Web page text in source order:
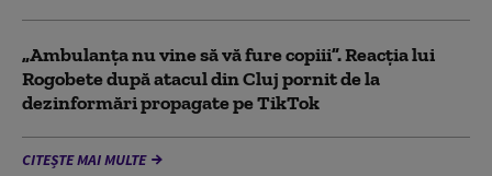
„Ambulanța nu vine să vă fure copiii”. Reacția lui
Rogobete după atacul din Cluj pornit de la
dezinformări propagate pe TikTok
CITEȘTE MAI MULTE